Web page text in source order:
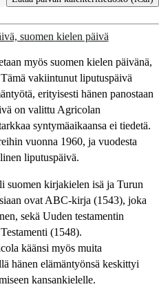
myös suomen kielen päivänä,
vakiintunut liputuspäivä
erityisesti hänen panostaan
on valittu Agricolan
syntymäaikaansa ei tiedetä.
vuonna 1960, ja vuodesta
liputuspäivä.
kirjakielen isä ja Turun
ovat ABC-kirja (1543), joka
sekä Uuden testamentin
(1548).
käänsi myös muita
hänen elämäntyönsä keskittyi
kansankielelle.